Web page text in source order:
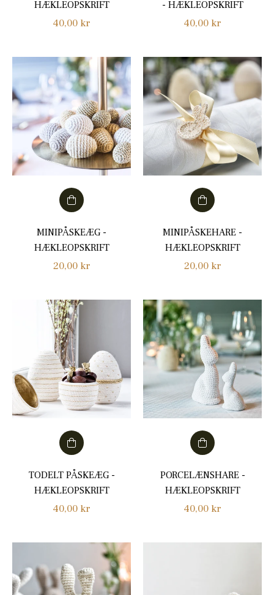
HÆKLEOPSKRIFT
Normalpris
40,00 kr
- HÆKLEOPSKRIFT
Normalpris
40,00 kr
MINIPÅSKEÆG -
HÆKLEOPSKRIFT
Normalpris
20,00 kr
MINIPÅSKEHARE -
HÆKLEOPSKRIFT
Normalpris
20,00 kr
TODELT PÅSKEÆG -
HÆKLEOPSKRIFT
Normalpris
40,00 kr
PORCELÆNSHARE -
HÆKLEOPSKRIFT
Normalpris
40,00 kr